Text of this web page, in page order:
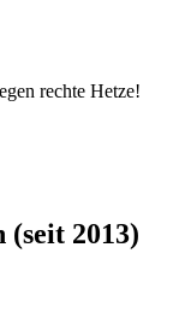
rechte Hetze!
2013)